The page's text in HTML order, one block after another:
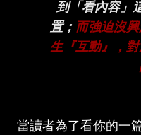
到「看內容」
置； 而強迫沒
生『互動』，
當讀者為了看你的一